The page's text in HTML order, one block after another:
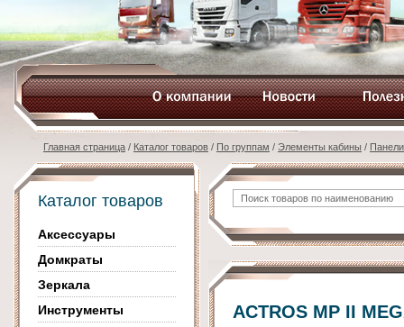
Главная страница / Каталог товаров / По группам / Элементы кабины /
Каталог товаров
Аксессуары
Домкраты
Зеркала
Инструменты
ACTROS MP II